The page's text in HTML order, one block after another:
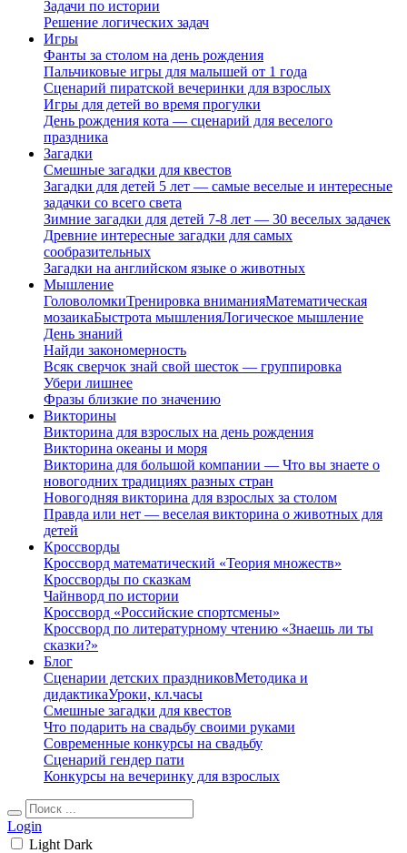
Задачи по истории
Решение логических задач
Игры
Фанты за столом на день рождения
Пальчиковые игры для малышей от 1 года
Сценарий пиратской вечеринки для взрослых
Игры для детей во время прогулки
День рождения кота — сценарий для веселого
праздника
Загадки
Смешные загадки для квестов
Загадки для детей 5 лет — самые веселые и интересные
задачки со всего света
Зимние загадки для детей 7-8 лет — 30 веселых задачек
Древние интересные загадки для самых
сообразительных
Загадки на английском языке о животных
Мышление
ГоловоломкиТренировка вниманияМатематическая
мозаикаБыстрота мышленияЛогическое мышление
День знаний
Найди закономерность
Всяк сверчок знай свой шесток — группировка
Убери лишнее
Фразы близкие по значению
Викторины
Викторина для взрослых на день рождения
Викторина океаны и моря
Викторина для большой компании — Что вы знаете о
новогодних традициях разных стран
Новогодняя викторина для взрослых за столом
Правда или нет — веселая викторина о животных для
детей
Кроссворды
Кроссворд математический «Теория множеств»
Кроссворды по сказкам
Чайнворд по истории
Кроссворд «Российские спортсмены»
Кроссворд по литературному чтению «Знаешь ли ты
сказки?»
Блог
Сценарии детских праздниковМетодика и
дидактикаУроки, кл.часы
Смешные загадки для квестов
Что подарить на свадьбу своими руками
Современные конкурсы на свадьбу
Сценарий гендер пати
Конкурсы на вечеринку для взрослых
Login
Light Dark